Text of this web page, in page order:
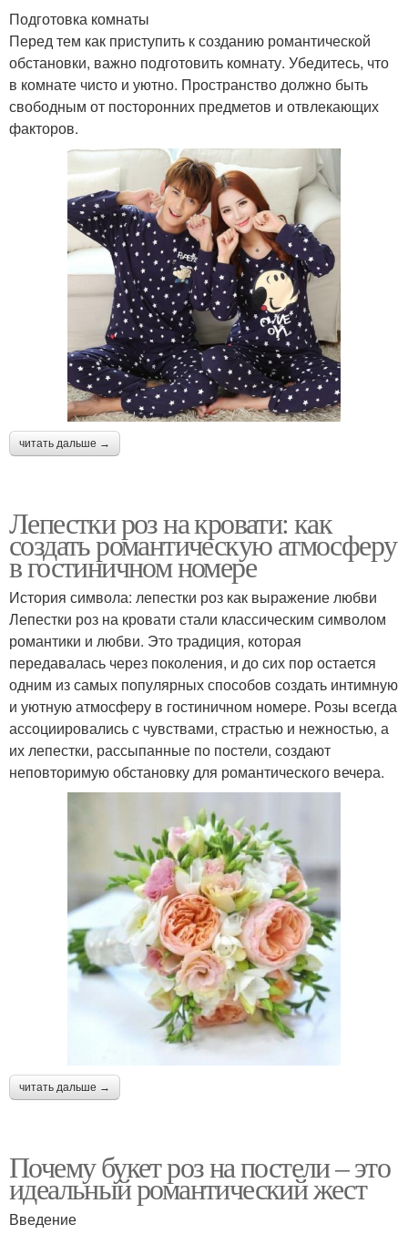
Подготовка комнаты
Перед тем как приступить к созданию романтической
обстановки, важно подготовить комнату. Убедитесь, что
в комнате чисто и уютно. Пространство должно быть
свободным от посторонних предметов и отвлекающих
факторов.
читать дальше →
Лепестки роз на кровати: как
создать романтическую атмосферу
в гостиничном номере
История символа: лепестки роз как выражение любви
Лепестки роз на кровати стали классическим символом
романтики и любви. Это традиция, которая
передавалась через поколения, и до сих пор остается
одним из самых популярных способов создать интимную
и уютную атмосферу в гостиничном номере. Розы всегда
ассоциировались с чувствами, страстью и нежностью, а
их лепестки, рассыпанные по постели, создают
неповторимую обстановку для романтического вечера.
читать дальше →
Почему букет роз на постели – это
идеальный романтический жест
Введение